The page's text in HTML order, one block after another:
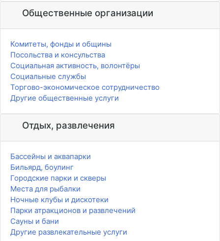
Общественные организации
Комитеты, фонды и общины
Посольства и консульства
Социальная активность, волонтёры
Социальные службы
Торгово-экономическое сотрудничество
Другие общественные услуги
Отдых, развлечения
Бассейны и аквапарки
Бильярд, боулинг
Городские парки и скверы
Места для рыбалки
Ночные клубы и дискотеки
Парки атракционов и развлечений
Сауны и бани
Другие развлекательные услуги